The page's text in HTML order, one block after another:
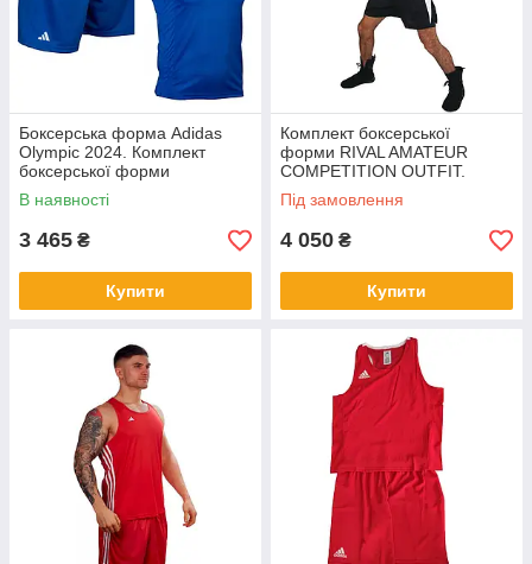
Боксерська форма Adidas
Olympic 2024. Комплект
боксерської форми
ADIIBA23SM. Синій. Розмір
XL
В наявності
3 465 ₴
Купити
Комплект боксерської
форми RIVAL AMATEUR
COMPETITION OUTFIT.
Форма для боксу Рівал
Під замовлення
4 050 ₴
Купити